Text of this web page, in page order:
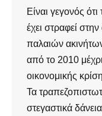
Είναι γεγονός
έχει στραφεί
παλαιών
από το 2010
οικονομικής
Τα
στεγαστικά